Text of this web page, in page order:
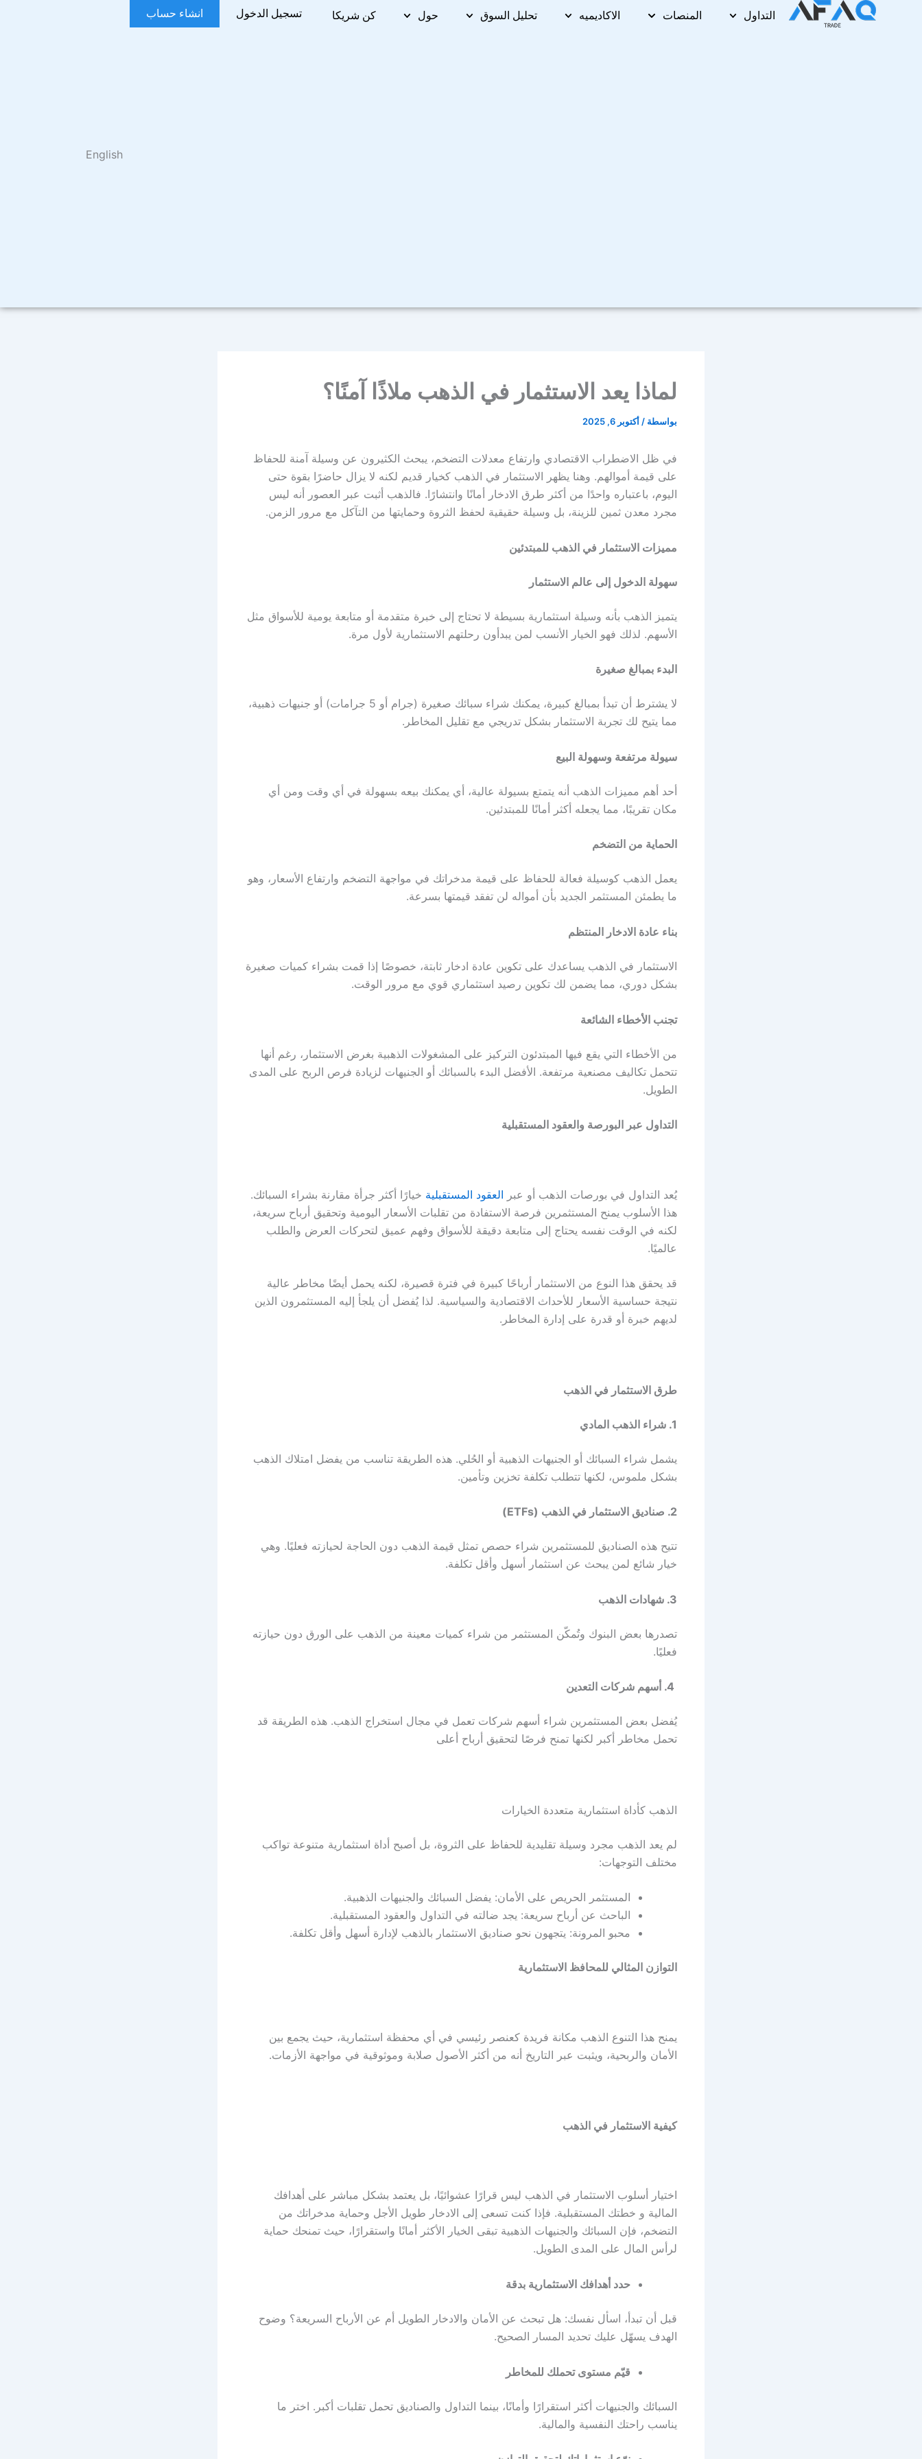
التداول المنصات الاكاديميه تحليل السوق حول كن شريكا تسجيل الدخول انشاء حساب
English
لماذا يعد الاستثمار في الذهب ملاذًا آمنًا؟
بواسطة / أكتوبر 6, 2025
في ظل الاضطراب الاقتصادي وارتفاع معدلات التضخم، يبحث الكثيرون عن وسيلة آمنة للحفاظ
على قيمة أموالهم. وهنا يظهر الاستثمار في الذهب كخيار قديم لكنه لا يزال حاضرًا بقوة حتى
اليوم، باعتباره واحدًا من أكثر طرق الادخار أمانًا وانتشارًا. فالذهب أثبت عبر العصور أنه ليس
مجرد معدن ثمين للزينة، بل وسيلة حقيقية لحفظ الثروة وحمايتها من التآكل مع مرور الزمن.
مميزات الاستثمار في الذهب للمبتدئين
سهولة الدخول إلى عالم الاستثمار
يتميز الذهب بأنه وسيلة استثمارية بسيطة لا تحتاج إلى خبرة متقدمة أو متابعة يومية للأسواق مثل
الأسهم. لذلك فهو الخيار الأنسب لمن يبدأون رحلتهم الاستثمارية لأول مرة.
البدء بمبالغ صغيرة
لا يشترط أن تبدأ بمبالغ كبيرة، يمكنك شراء سبائك صغيرة (جرام أو 5 جرامات) أو جنيهات ذهبية،
مما يتيح لك تجربة الاستثمار بشكل تدريجي مع تقليل المخاطر.
سيولة مرتفعة وسهولة البيع
أحد أهم مميزات الذهب أنه يتمتع بسيولة عالية، أي يمكنك بيعه بسهولة في أي وقت ومن أي
مكان تقريبًا، مما يجعله أكثر أمانًا للمبتدئين.
الحماية من التضخم
يعمل الذهب كوسيلة فعالة للحفاظ على قيمة مدخراتك في مواجهة التضخم وارتفاع الأسعار، وهو
ما يطمئن المستثمر الجديد بأن أمواله لن تفقد قيمتها بسرعة.
بناء عادة الادخار المنتظم
الاستثمار في الذهب يساعدك على تكوين عادة ادخار ثابتة، خصوصًا إذا قمت بشراء كميات صغيرة
بشكل دوري، مما يضمن لك تكوين رصيد استثماري قوي مع مرور الوقت.
تجنب الأخطاء الشائعة
من الأخطاء التي يقع فيها المبتدئون التركيز على المشغولات الذهبية بغرض الاستثمار، رغم أنها
تتحمل تكاليف مصنعية مرتفعة. الأفضل البدء بالسبائك أو الجنيهات لزيادة فرص الربح على المدى
الطويل.
التداول عبر البورصة والعقود المستقبلية
يُعد التداول في بورصات الذهب أو عبر العقود المستقبلية خيارًا أكثر جرأة مقارنة بشراء السبائك.
هذا الأسلوب يمنح المستثمرين فرصة الاستفادة من تقلبات الأسعار اليومية وتحقيق أرباح سريعة،
لكنه في الوقت نفسه يحتاج إلى متابعة دقيقة للأسواق وفهم عميق لتحركات العرض والطلب
عالميًا.
قد يحقق هذا النوع من الاستثمار أرباحًا كبيرة في فترة قصيرة، لكنه يحمل أيضًا مخاطر عالية
نتيجة حساسية الأسعار للأحداث الاقتصادية والسياسية. لذا يُفضل أن يلجأ إليه المستثمرون الذين
لديهم خبرة أو قدرة على إدارة المخاطر.
طرق الاستثمار في الذهب
1. شراء الذهب المادي
يشمل شراء السبائك أو الجنيهات الذهبية أو الحُلي. هذه الطريقة تناسب من يفضل امتلاك الذهب
بشكل ملموس، لكنها تتطلب تكلفة تخزين وتأمين.
2. صناديق الاستثمار في الذهب (ETFs)
تتيح هذه الصناديق للمستثمرين شراء حصص تمثل قيمة الذهب دون الحاجة لحيازته فعليًا. وهي
خيار شائع لمن يبحث عن استثمار أسهل وأقل تكلفة.
3. شهادات الذهب
تصدرها بعض البنوك وتُمكّن المستثمر من شراء كميات معينة من الذهب على الورق دون حيازته
فعليًا.
يُفضل بعض المستثمرين شراء أسهم شركات تعمل في مجال استخراج الذهب. هذه الطريقة قد
تحمل مخاطر أكبر لكنها تمنح فرصًا لتحقيق أرباح أعلى
الذهب كأداة استثمارية متعددة الخيارات
لم يعد الذهب مجرد وسيلة تقليدية للحفاظ على الثروة، بل أصبح أداة استثمارية متنوعة تواكب
مختلف التوجهات:
المستثمر الحريص على الأمان: يفضل السبائك والجنيهات الذهبية.
الباحث عن أرباح سريعة: يجد ضالته في التداول والعقود المستقبلية.
محبو المرونة: يتجهون نحو صناديق الاستثمار بالذهب لإدارة أسهل وأقل تكلفة.
التوازن المثالي للمحافظ الاستثمارية
يمنح هذا التنوع الذهب مكانة فريدة كعنصر رئيسي في أي محفظة استثمارية، حيث يجمع بين
الأمان والربحية، ويثبت عبر التاريخ أنه من أكثر الأصول صلابة وموثوقية في مواجهة الأزمات.
كيفية الاستثمار في الذهب
اختيار أسلوب الاستثمار في الذهب ليس قرارًا عشوائيًا، بل يعتمد بشكل مباشر على أهدافك
المالية و خطتك المستقبلية. فإذا كنت تسعى إلى الادخار طويل الأجل وحماية مدخراتك من
التضخم، فإن السبائك والجنيهات الذهبية تبقى الخيار الأكثر أمانًا واستقرارًا، حيث تمنحك حماية
لرأس المال على المدى الطويل.
حدد أهدافك الاستثمارية بدقة
قبل أن تبدأ، اسأل نفسك: هل تبحث عن الأمان والادخار الطويل أم عن الأرباح السريعة؟ وضوح
الهدف يسهّل عليك تحديد المسار الصحيح.
قيّم مستوى تحملك للمخاطر
السبائك والجنيهات أكثر استقرارًا وأمانًا، بينما التداول والصناديق تحمل تقلبات أكبر. اختر ما
يناسب راحتك النفسية والمالية.